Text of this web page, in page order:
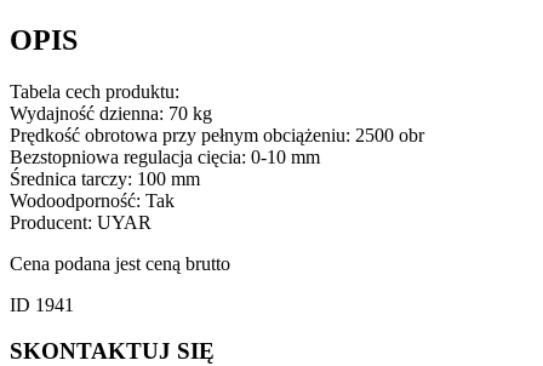
OPIS
Tabela cech produktu:
Wydajność dzienna: 70 kg
Prędkość obrotowa przy pełnym obciążeniu: 2500 obr
Bezstopniowa regulacja cięcia: 0-10 mm
Średnica tarczy: 100 mm
Wodoodporność: Tak
Producent: UYAR
Cena podana jest ceną brutto
ID 1941
SKONTAKTUJ SIĘ